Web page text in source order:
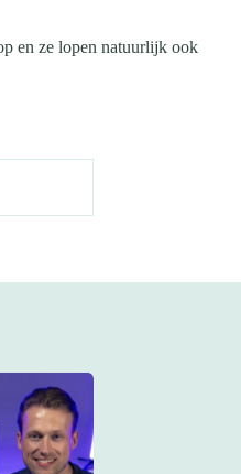
en ze lopen natuurlijk ook